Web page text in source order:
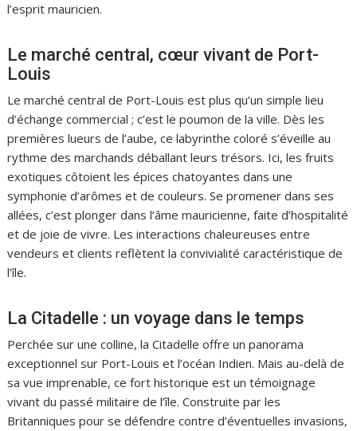
l’esprit mauricien.
Le marché central, cœur vivant de Port-
Louis
Le marché central de Port-Louis est plus qu’un simple lieu
d’échange commercial ; c’est le poumon de la ville. Dès les
premières lueurs de l’aube, ce labyrinthe coloré s’éveille au
rythme des marchands déballant leurs trésors. Ici, les fruits
exotiques côtoient les épices chatoyantes dans une
symphonie d’arômes et de couleurs. Se promener dans ses
allées, c’est plonger dans l’âme mauricienne, faite d’hospitalité
et de joie de vivre. Les interactions chaleureuses entre
vendeurs et clients reflètent la convivialité caractéristique de
l’île.
La Citadelle : un voyage dans le temps
Perchée sur une colline, la Citadelle offre un panorama
exceptionnel sur Port-Louis et l’océan Indien. Mais au-delà de
sa vue imprenable, ce fort historique est un témoignage
vivant du passé militaire de l’île. Construite par les
Britanniques pour se défendre contre d’éventuelles invasions,